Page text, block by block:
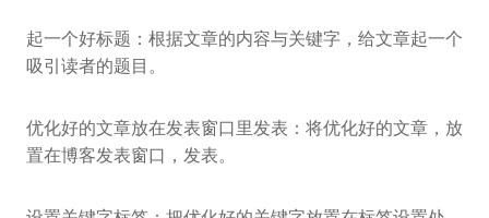
起一个好标题：根据文章的内容与关键字，给文章起一个
吸引读者的题目。
优化好的文章放在发表窗口里发表：将优化好的文章，放
置在博客发表窗口，发表。